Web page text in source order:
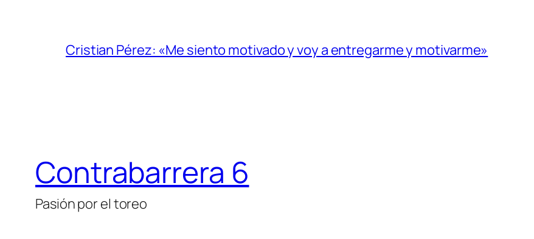
Cristian Pérez: «Me siento motivado y voy a entregarme y motivarme»
Contrabarrera 6
Pasión por el toreo